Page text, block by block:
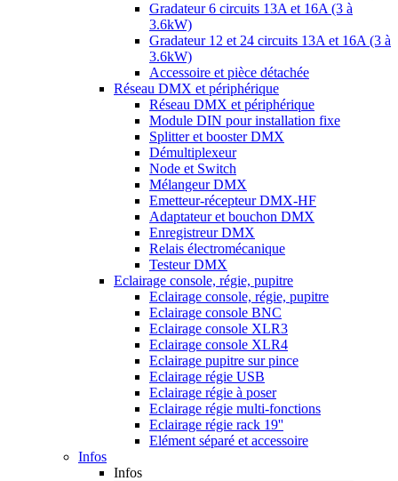
Gradateur 6 circuits 13A et 16A (3 à
3.6kW)
Gradateur 12 et 24 circuits 13A et 16A (3 à
3.6kW)
Accessoire et pièce détachée
Réseau DMX et périphérique
Réseau DMX et périphérique
Module DIN pour installation fixe
Splitter et booster DMX
Démultiplexeur
Node et Switch
Mélangeur DMX
Emetteur-récepteur DMX-HF
Adaptateur et bouchon DMX
Enregistreur DMX
Relais électromécanique
Testeur DMX
Eclairage console, régie, pupitre
Eclairage console, régie, pupitre
Eclairage console BNC
Eclairage console XLR3
Eclairage console XLR4
Eclairage pupitre sur pince
Eclairage régie USB
Eclairage régie à poser
Eclairage régie multi-fonctions
Eclairage régie rack 19''
Elément séparé et accessoire
Infos
Infos